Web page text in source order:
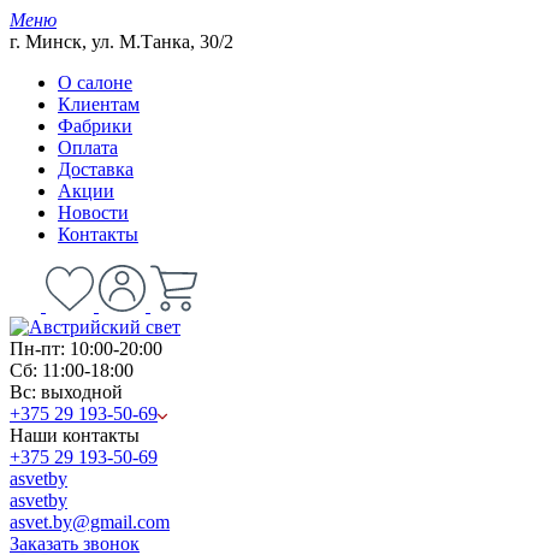
Меню
г. Минск, ул. М.Танка, 30/2
О салоне
Клиентам
Фабрики
Оплата
Доставка
Акции
Новости
Контакты
Пн-пт: 10:00-20:00
Сб: 11:00-18:00
Вс: выходной
+375 29 193-50-69
Наши контакты
+375 29 193-50-69
asvetby
asvetby
asvet.by@gmail.com
Заказать звонок